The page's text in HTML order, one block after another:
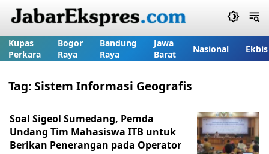
Kupas
Perkara
Bogor
Raya
Bandung
Raya
Jawa
Barat
Nasional Ekbis
Tag:Sistem Informasi Geografis
Soal Sigeol Sumedang, Pemda
Undang Tim Mahasiswa ITB untuk
Berikan Penerangan pada Operator